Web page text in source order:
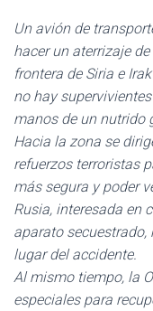
Un avión de
hacer un aterrizaje
frontera de Siria e
no hay
manos de un nutrido
Hacia la zona se
refuerzos terroristas
más segura y poder
Rusia, interesada en
aparato
lugar del accidente.
Al mismo tiempo, la
especiales para